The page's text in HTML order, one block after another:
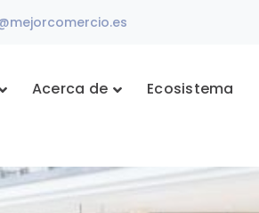
Acerca de Ecosistema